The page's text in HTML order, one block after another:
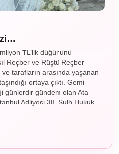
TL’lik düğününü
Reçber ve Rüştü Reçber
ve tarafların arasında yaşanan
ortaya çıktı. Gemi
günlerdir gündem olan Ata
Adliyesi 38. Sulh Hukuk